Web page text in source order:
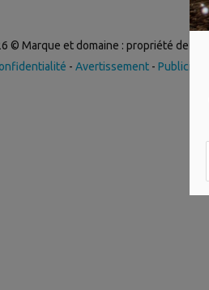
© Marque et domaine : propriété de
- Avertissement - Publicité